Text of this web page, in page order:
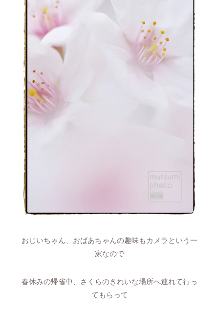
おじいちゃん、おばあちゃんの趣味もカメラという一
家なので
春休みの帰省中、さくらのきれいな場所へ連れて行っ
てもらって